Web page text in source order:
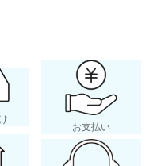
お支払い